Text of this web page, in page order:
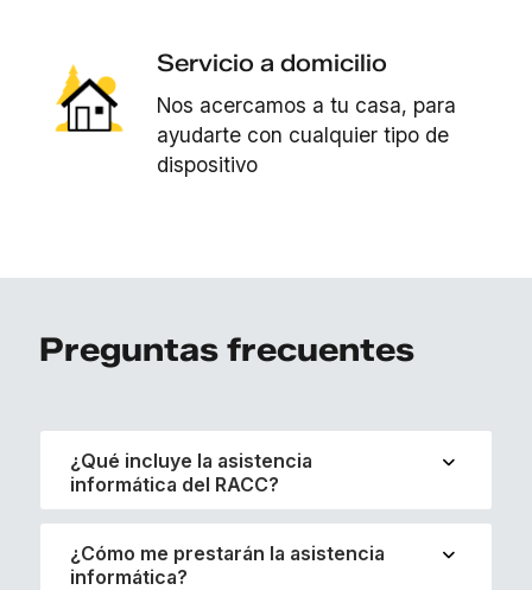
Servicio a domicilio
Nos acercamos a tu casa, para
ayudarte con cualquier tipo de
dispositivo
Preguntas frecuentes
¿Qué incluye la asistencia
informática del RACC?
¿Cómo me prestarán la asistencia
informática?